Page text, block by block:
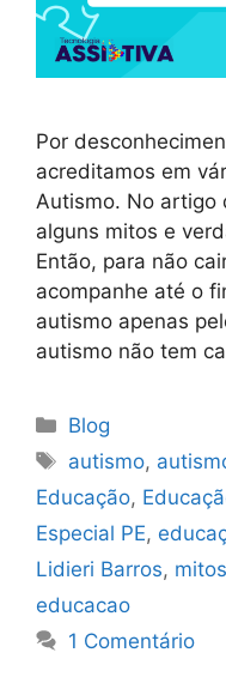
Por
acreditamos em
Autismo. No artigo
alguns mitos e
Então, para não
acompanhe até o
autismo apenas
autismo não tem
Blog
autismo,
Educação,
Especial PE,
Lidieri Barros,
educacao
1 Comentário